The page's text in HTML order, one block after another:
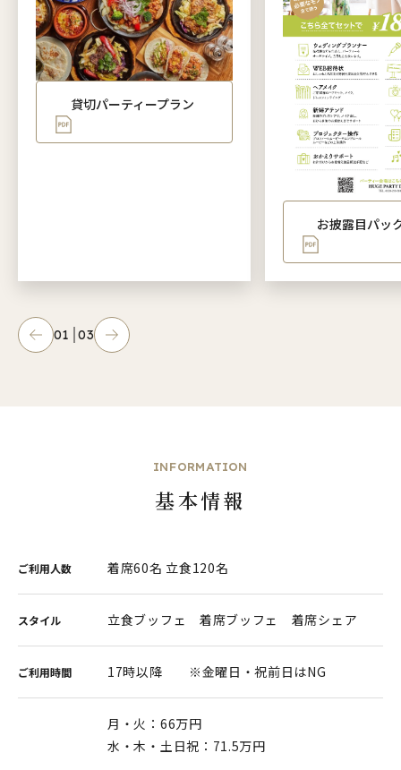
貸切パーティープラン
お披露目パッ
01 03
INFORMATION
基本情報
ご利用人数 着席60名 立食120名
スタイル 立食ブッフェ 着席ブッフェ 着席シェア
ご利用時間 17時以降 ※金曜日・祝前日はNG
月・火：66万円
水・木・土日祝：71.5万円